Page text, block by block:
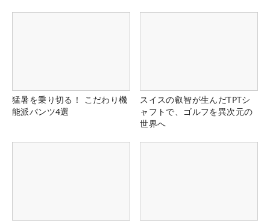
猛暑を乗り切る！ こだわり機
能派パンツ4選
スイスの叡智が生んだTPTシ
ャフトで、ゴルフを異次元の
世界へ